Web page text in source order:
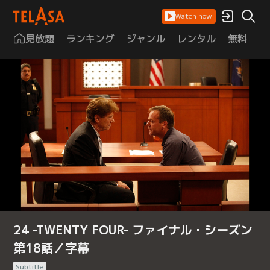
Watch now
見放題 ランキング ジャンル レンタル 無料
24 -TWENTY FOUR- ファイナル・シーズン
第18話／字幕
Subtitle